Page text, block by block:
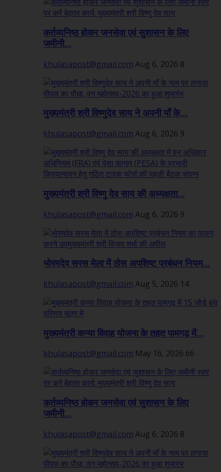
कर्तव्यनिष्ठ होकर जनसेवा एवं सुशासन के लिए
जमीनी...
khulasapost@gmail.com Aug 6, 2026 8
मुख्यमंत्री श्री विष्णुदेव साय ने अपनी माँ के...
khulasapost@gmail.com Aug 6, 2026 9
मुख्यमंत्री श्री विष्णु देव साय की अध्यक्षता...
khulasapost@gmail.com Aug 6, 2026 9
भोरमदेव सरस मेला में ठोस अपशिष्ट प्रबंधन नियम...
khulasapost@gmail.com Aug 5, 2026 14
मुख्यमंत्री कन्या विवाह योजना के तहत पामगढ़ में...
khulasapost@gmail.com May 16, 2026 66
कर्तव्यनिष्ठ होकर जनसेवा एवं सुशासन के लिए
जमीनी...
khulasapost@gmail.com Aug 6, 2026 8